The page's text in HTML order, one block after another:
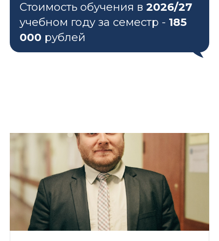
Стоимость обучения в 2026/27
учебном году за семестр - 185
000 рублей